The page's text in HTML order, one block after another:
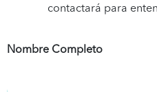
contactará para
Nombre Completo